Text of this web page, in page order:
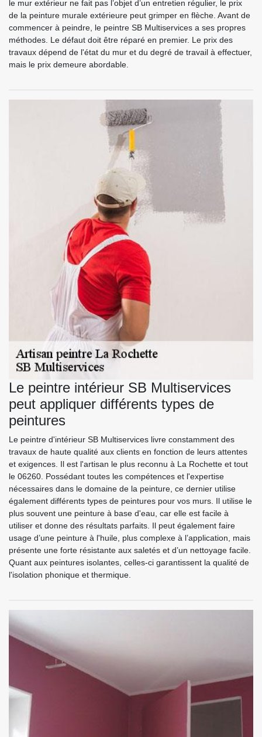
le mur extérieur ne fait pas l’objet d’un entretien régulier, le prix
de la peinture murale extérieure peut grimper en flèche. Avant de
commencer à peindre, le peintre SB Multiservices a ses propres
méthodes. Le défaut doit être réparé en premier. Le prix des
travaux dépend de l'état du mur et du degré de travail à effectuer,
mais le prix demeure abordable.
Le peintre intérieur SB Multiservices
peut appliquer différents types de
peintures
Le peintre d'intérieur SB Multiservices livre constamment des
travaux de haute qualité aux clients en fonction de leurs attentes
et exigences. Il est l'artisan le plus reconnu à La Rochette et tout
le 06260. Possédant toutes les compétences et l'expertise
nécessaires dans le domaine de la peinture, ce dernier utilise
également différents types de peintures pour vos murs. Il utilise le
plus souvent une peinture à base d'eau, car elle est facile à
utiliser et donne des résultats parfaits. Il peut également faire
usage d’une peinture à l'huile, plus complexe à l’application, mais
présente une forte résistante aux saletés et d’un nettoyage facile.
Quant aux peintures isolantes, celles-ci garantissent la qualité de
l'isolation phonique et thermique.